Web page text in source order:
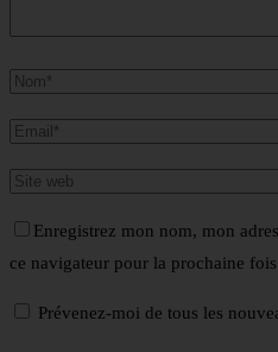
Enregistrez mon nom, mon
ce navigateur pour la prochaine
Prévenez-moi de tous les